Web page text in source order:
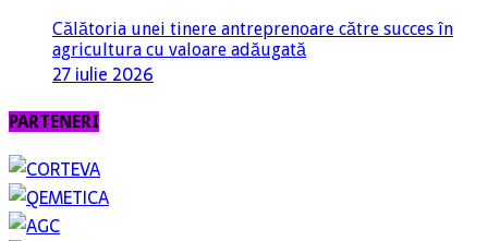
Călătoria unei tinere antreprenoare către succes în
agricultura cu valoare adăugată
27 iulie 2026
PARTENERI